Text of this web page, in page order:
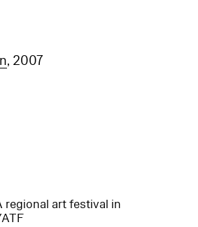
, 2007
regional art festival in